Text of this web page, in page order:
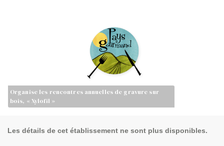
Organise les rencontres annuelles de gravure sur
bois, « Xylofil »
Les détails de cet établissement ne sont plus disponibles.